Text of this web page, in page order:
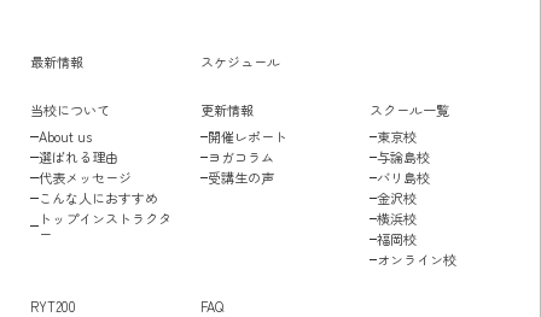
最新情報 スケジュール
当校について
About us
選ばれる理由
代表メッセージ
こんな人におすすめ
トップインストラクタ
ー
更新情報
開催レポート
ヨガコラム
受講生の声
RYT200 FAQ
スクール一覧
東京校
与論島校
バリ島校
金沢校
横浜校
福岡校
オンライン校